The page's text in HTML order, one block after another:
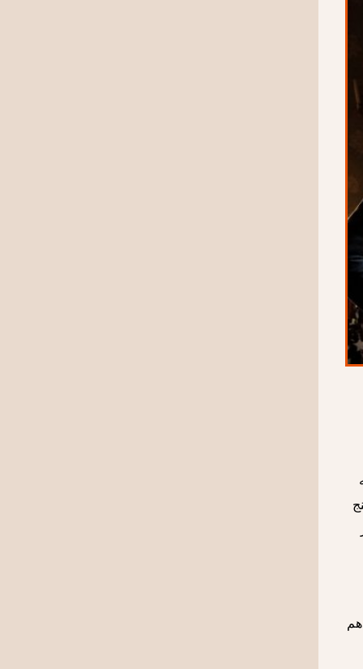
تا کنون، پنج
هم